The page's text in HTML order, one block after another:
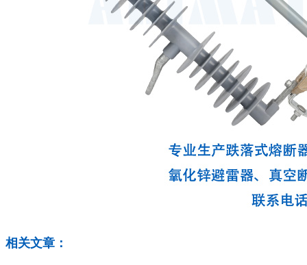
相关文章：